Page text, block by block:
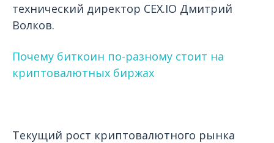
технический директор CEX.IO Дмитрий
Волков.
Почему биткоин по-разному стоит на
криптовалютных биржах
Текущий рост криптовалютного рынка